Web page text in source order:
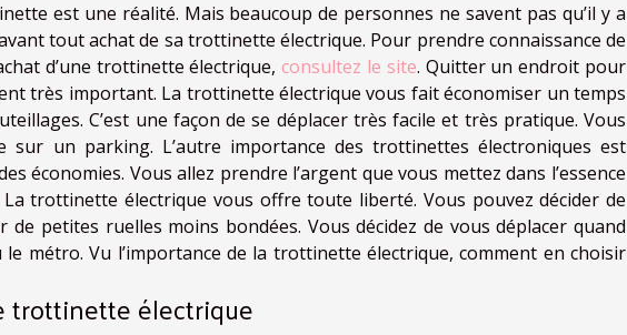
est une réalité. Mais beaucoup de personnes ne savent pas qu’il y a
tout achat de sa trottinette électrique. Pour prendre connaissance de
d’une trottinette électrique,consultez le site. Quitter un endroit pour
très important. La trottinette électrique vous fait économiser un temps
C’est une façon de se déplacer très facile et très pratique. Vous
sur un parking. L’autre importance des trottinettes électroniques est
économies. Vous allez prendre l’argent que vous mettez dans l’essence
trottinette électrique vous offre toute liberté. Vous pouvez décider de
petites ruelles moins bondées. Vous décidez de vous déplacer quand
métro. Vu l’importance de la trottinette électrique, comment en choisir
trottinette électrique